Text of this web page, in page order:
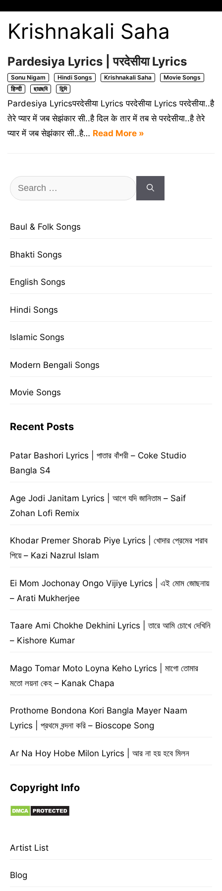
Krishnakali Saha
Pardesiya Lyrics | परदेसीया Lyrics
Sonu Nigam Hindi Songs Krishnakali Saha
Movie Songs
हिन्दी
ছায়াছবি হিন্দি
Pardesiya Lyricsपरदेसीया Lyrics परदेसीया Lyrics परदेसीया..है
तेरे प्यार में जब सेझंकार सी..है दिल के तार में तब से परदेसीया..है तेरे
प्यार में जब सेझंकार सी..है… Read More »
Search
for:
Baul & Folk Songs
Bhakti Songs
English Songs
Hindi Songs
Islamic Songs
Modern Bengali Songs
Movie Songs
Recent Posts
Patar Bashori Lyrics | পাতার বাঁশরী – Coke Studio
Bangla S4
Age Jodi Janitam Lyrics | আগে যদি জানিতাম – Saif
Zohan Lofi Remix
Khodar Premer Shorab Piye Lyrics | খোদার প্রেমের শরাব
পিয়ে – Kazi Nazrul Islam
Ei Mom Jochonay Ongo Vijiye Lyrics | এই মোম জোছনায়
– Arati Mukherjee
Taare Ami Chokhe Dekhini Lyrics | তারে আমি চোখে দেখিনি
– Kishore Kumar
Mago Tomar Moto Loyna Keho Lyrics | মাগো তোমার
মতো লয়না কেহ – Kanak Chapa
Prothome Bondona Kori Bangla Mayer Naam
Lyrics | প্রথমে বন্দনা করি – Bioscope Song
Ar Na Hoy Hobe Milon Lyrics | আর না হয় হবে মিলন
Copyright Info
Artist List
Blog